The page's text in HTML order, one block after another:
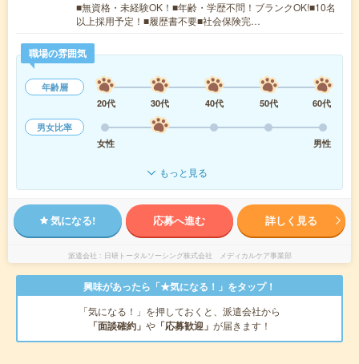
■無資格・未経験OK！■年齢・学歴不問！ブランクOK!■10名
以上採用予定！■履歴書不要■社会保険完…
職場の雰囲気
年齢層
20代
30代 40代 50代
60代
男女比率
女性
男性
もっと見る
気になる! 応募へ進む 詳しく見る
派遣会社 日研トータルソーシング株式会社 メディカルケア事業部
興味があったら「★気になる！」をタップ！
「気になる！」を押しておくと、派遣会社から
「面談確約」 や 「応募歓迎」 が届きます！